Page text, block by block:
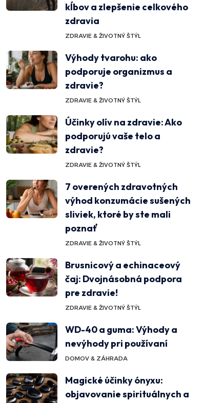
kĺbov a zlepšenie celkového
zdravia
ZDRAVIE & ŽIVOTNÝ ŠTÝL
Výhody tvarohu: ako
podporuje organizmus a
zdravie?
ZDRAVIE & ŽIVOTNÝ ŠTÝL
Účinky olív na zdravie: Ako
podporujú vaše telo a
zdravie?
ZDRAVIE & ŽIVOTNÝ ŠTÝL
7 overených zdravotných
výhod konzumácie sušených
sliviek, ktoré by ste mali
poznať
ZDRAVIE & ŽIVOTNÝ ŠTÝL
Brusnicový a echinaceový
čaj: Dvojnásobná podpora
pre zdravie!
ZDRAVIE & ŽIVOTNÝ ŠTÝL
WD-40 a guma: Výhody a
nevýhody pri používaní
DOMOV & ZÁHRADA
Magické účinky ónyxu:
objavovanie spirituálnych a